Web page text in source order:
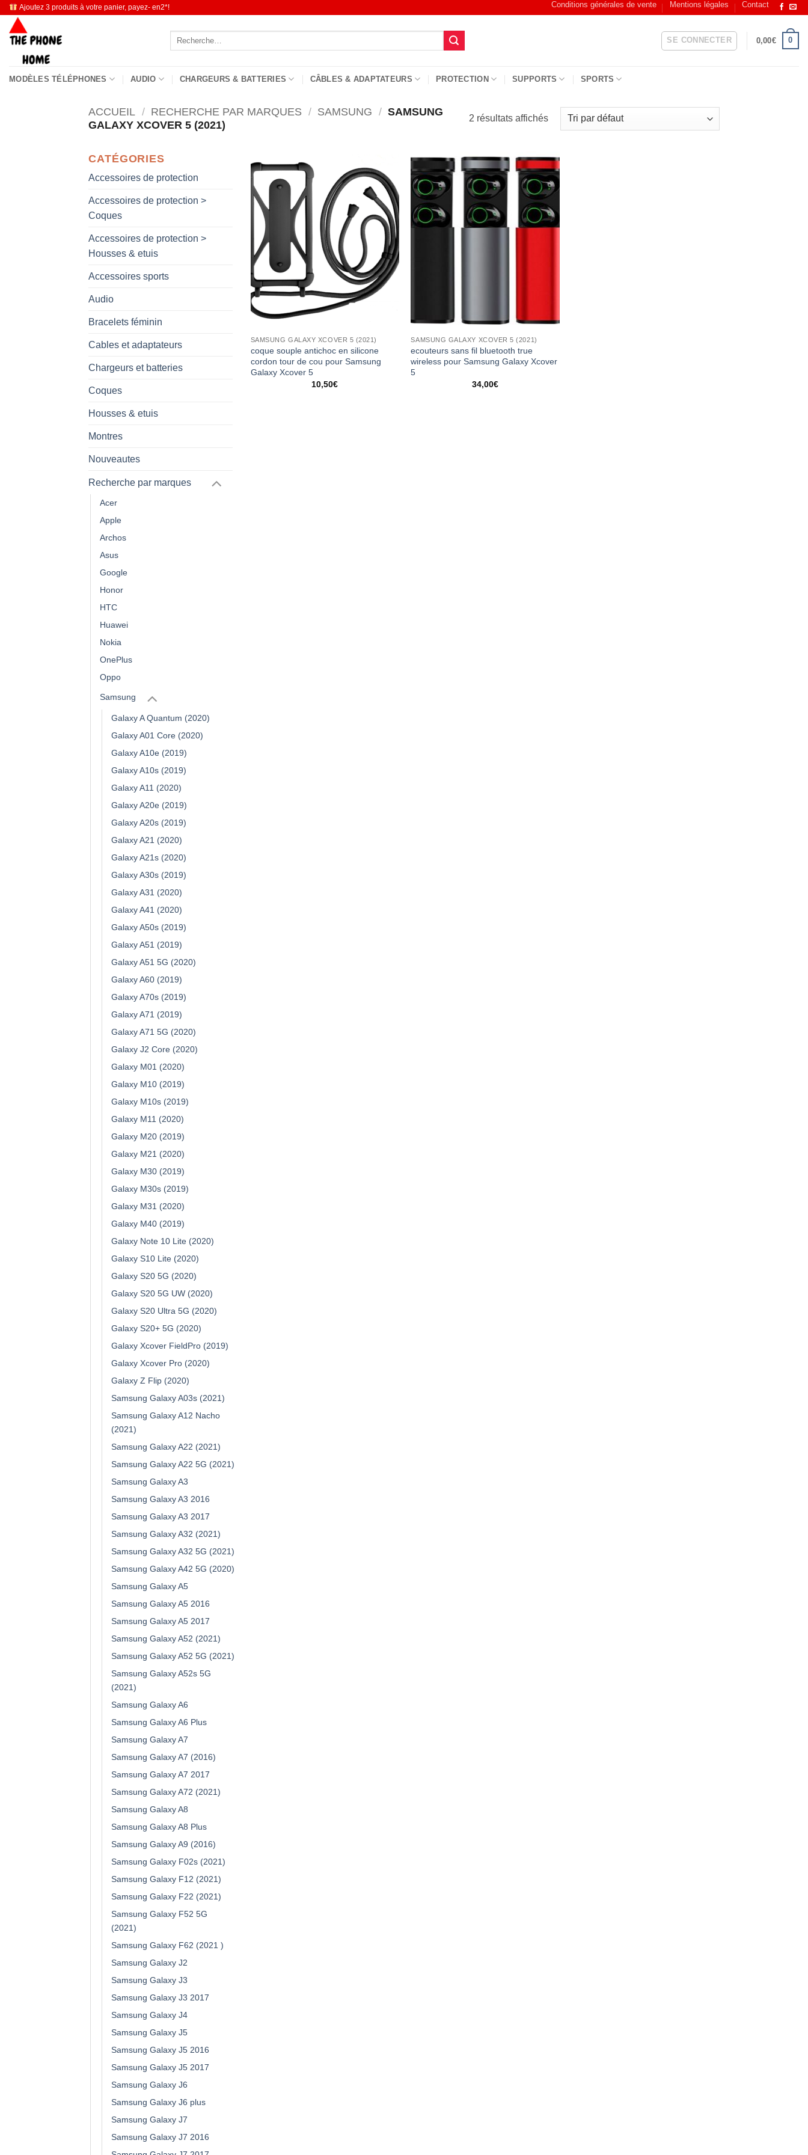
Passer
contenu
Ajoutez 3 produits à votre panier, payez- en2*! Conditions générales de vente Mentions légales Contact
Recherche
SE CONNECTER 0,00€ 0
MODÈLES TÉLÉPHONES AUDIO CHARGEURS & BATTERIES CÂBLES & ADAPTATEURS PROTECTION SUPPORTS SPORTS
ACCUEIL / RECHERCHE PAR MARQUES / SAMSUNG / SAMSUNG
GALAXY XCOVER 5 (2021)
2 résultats affichés
CATÉGORIES
Accessoires de protection
Accessoires de protection >
Coques
Accessoires de protection >
Housses & etuis
Accessoires sports
Audio
Bracelets féminin
Cables et adaptateurs
Chargeurs et batteries
Coques
Housses & etuis
Montres
Nouveautes
Recherche par marques
Acer
Apple
Archos
Asus
Google
Honor
HTC
Huawei
Nokia
OnePlus
Oppo
Samsung
Galaxy A Quantum (2020)
Galaxy A01 Core (2020)
Galaxy A10e (2019)
Galaxy A10s (2019)
Galaxy A11 (2020)
Galaxy A20e (2019)
Galaxy A20s (2019)
Galaxy A21 (2020)
Galaxy A21s (2020)
Galaxy A30s (2019)
Galaxy A31 (2020)
Galaxy A41 (2020)
Galaxy A50s (2019)
Galaxy A51 (2019)
Galaxy A51 5G (2020)
Galaxy A60 (2019)
Galaxy A70s (2019)
Galaxy A71 (2019)
Galaxy A71 5G (2020)
Galaxy J2 Core (2020)
Galaxy M01 (2020)
Galaxy M10 (2019)
Galaxy M10s (2019)
Galaxy M11 (2020)
Galaxy M20 (2019)
Galaxy M21 (2020)
Galaxy M30 (2019)
Galaxy M30s (2019)
Galaxy M31 (2020)
Galaxy M40 (2019)
Galaxy Note 10 Lite (2020)
Galaxy S10 Lite (2020)
Galaxy S20 5G (2020)
Galaxy S20 5G UW (2020)
Galaxy S20 Ultra 5G (2020)
Galaxy S20+ 5G (2020)
Galaxy Xcover FieldPro (2019)
Galaxy Xcover Pro (2020)
Galaxy Z Flip (2020)
Samsung Galaxy A03s (2021)
Samsung Galaxy A12 Nacho
(2021)
Samsung Galaxy A22 (2021)
Samsung Galaxy A22 5G (2021)
Samsung Galaxy A3
Samsung Galaxy A3 2016
Samsung Galaxy A3 2017
Samsung Galaxy A32 (2021)
Samsung Galaxy A32 5G (2021)
Samsung Galaxy A42 5G (2020)
Samsung Galaxy A5
Samsung Galaxy A5 2016
Samsung Galaxy A5 2017
Samsung Galaxy A52 (2021)
Samsung Galaxy A52 5G (2021)
Samsung Galaxy A52s 5G
(2021)
Samsung Galaxy A6
Samsung Galaxy A6 Plus
Samsung Galaxy A7
Samsung Galaxy A7 (2016)
Samsung Galaxy A7 2017
Samsung Galaxy A72 (2021)
Samsung Galaxy A8
Samsung Galaxy A8 Plus
Samsung Galaxy A9 (2016)
Samsung Galaxy F02s (2021)
Samsung Galaxy F12 (2021)
Samsung Galaxy F22 (2021)
Samsung Galaxy F52 5G
(2021)
Samsung Galaxy F62 (2021 )
Samsung Galaxy J2
Samsung Galaxy J3
Samsung Galaxy J3 2017
Samsung Galaxy J4
Samsung Galaxy J5
Samsung Galaxy J5 2016
Samsung Galaxy J5 2017
Samsung Galaxy J6
Samsung Galaxy J6 plus
Samsung Galaxy J7
Samsung Galaxy J7 2016
SAMSUNG GALAXY XCOVER 5 (2021)
coque souple antichoc en silicone
cordon tour de cou pour Samsung
Galaxy Xcover 5
10,50€
SAMSUNG GALAXY XCOVER 5 (2021)
ecouteurs sans fil bluetooth true
wireless pour Samsung Galaxy Xcover
5
34,00€